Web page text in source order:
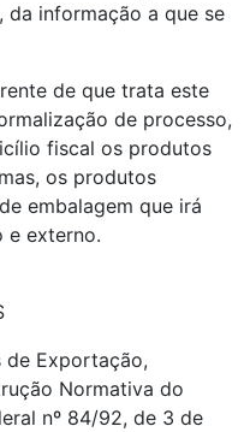
informação a que se
de que trata este
de processo,
fiscal os produtos
os produtos
embalagem que irá
e externo.
de Exportação,
Normativa do
nº 84/92, de 3 de